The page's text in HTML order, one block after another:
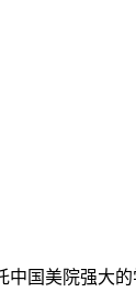
国美院强大